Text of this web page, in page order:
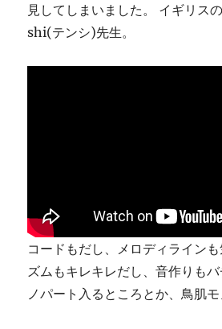
見してしまいました。 イギリス
shi(テンシ)先生。
コードもだし、メロディライン
ズムもキレキレだし、音作りも
ノパート入るところとか、鳥肌モ